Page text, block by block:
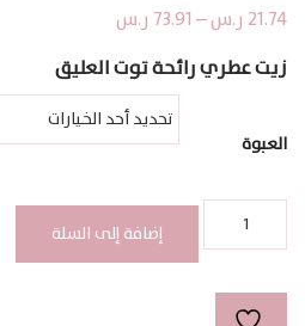
بـ 4.50
5 بناءً على
عملاء
21.74 ر.س–
73.91 ر.سنطاق
من
خلال
زيت عطري رائحة توت العليق
العبوة
RASPBERRY
إضافة إلى السلة